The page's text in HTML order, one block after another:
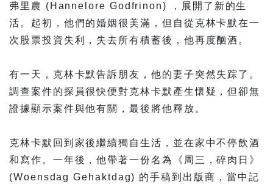
弗里農 (Hannelore Godfrinon) ，展開了新的生
活。起初，他們的婚姻很美滿，但自從克林卡默在一
次股票投資失利，失去所有積蓄後，他再度酗酒。
有一天，克林卡默告訴朋友，他的妻子突然失踪了。
調查案件的探員很快便對克林卡默產生懷疑，但卻無
證據顯示案件與他有關，最後將他釋放。
克林卡默回到家後繼續獨自生活，並在家中不停飲酒
和寫作。一年後，他帶著一份名為《周三，碎肉日》
(Woensdag Gehaktdag) 的手稿到出版商，當中記